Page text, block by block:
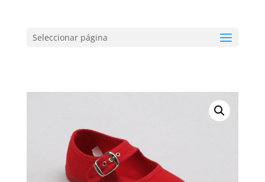
Seleccionar página